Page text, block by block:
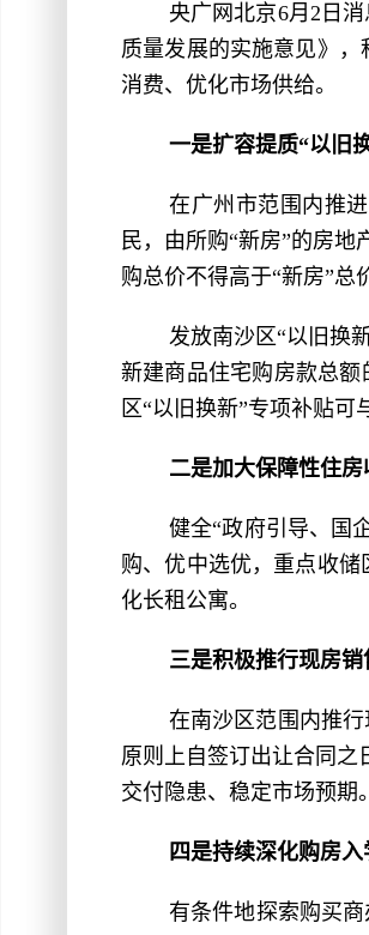
央广网北京6月2日
质量发展的实施意见》
消费、优化市场供给。
一是扩容提质“以旧
在广州市范围内推
民，由所购“新房”的房地
购总价不得高于“新房”总
发放南沙区“以旧换
新建商品住宅购房款总
区“以旧换新”专项补贴
二是加大保障性住
健全“政府引导、国
购、优中选优，重点收
化长租公寓。
三是积极推行现房
在南沙区范围内推
原则上自签订出让合同之
交付隐患、稳定市场预期。
四是持续深化购房
有条件地探索购买